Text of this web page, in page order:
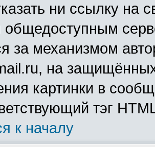
ни ссылку на
общедоступным
за механизмом
на
картинки в
тэг
к началу